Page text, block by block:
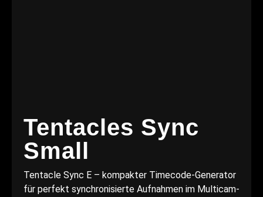
Tentacles Sync
Small
Tentacle Sync E – kompakter Timecode-Generator
für perfekt synchronisierte Aufnahmen im Multicam-